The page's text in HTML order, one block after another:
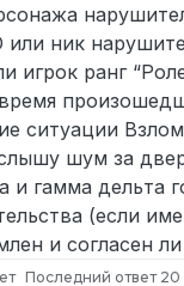
или ник
игрок ранг
ситуации
шум за
и гамма дельта
(если
и согласен
Последний ответ 20